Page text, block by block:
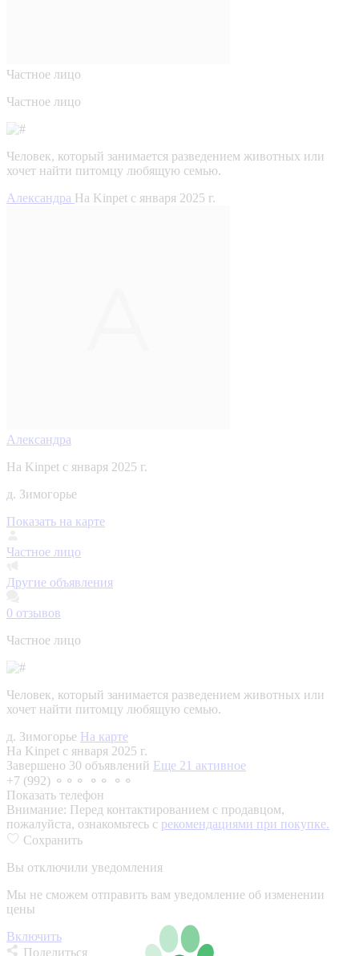
Частное лицо
Частное лицо
Человек, который занимается разведением животных или
хочет найти питомцу любящую семью.
Александра На Kinpet c января 2025 г.
Александра
На Kinpet c января 2025 г.
д. Зимогорье
Показать на карте
Частное лицо
Другие объявления
0 отзывов
Частное лицо
Человек, который занимается разведением животных или
хочет найти питомцу любящую семью.
д. Зимогорье На карте
На Kinpet c января 2025 г.
Завершено 30 объявлений Еще 21 активное
+7 (992) ⚬⚬⚬ ⚬⚬ ⚬⚬
Показать телефон
Внимание: Перед контактированием с продавцом,
пожалуйста, ознакомьтесь с рекомендациями при покупке.
Сохранить
Вы отключили уведомления
Мы не сможем отправить вам уведомление об изменении
цены
Включить
Поделиться